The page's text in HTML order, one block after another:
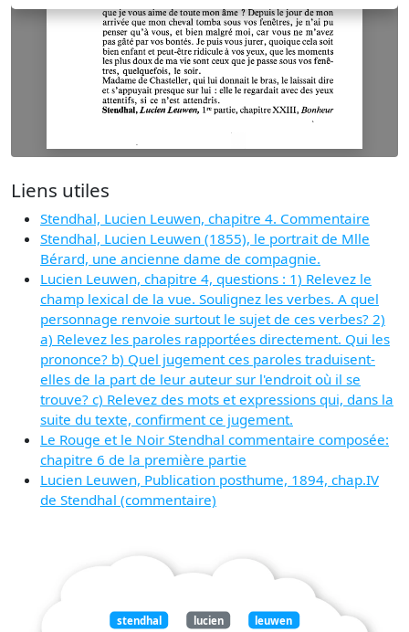
Liens utiles
Stendhal, Lucien Leuwen, chapitre 4. Commentaire
Stendhal, Lucien Leuwen (1855), le portrait de Mlle
Bérard, une ancienne dame de compagnie.
Lucien Leuwen, chapitre 4, questions : 1) Relevez le
champ lexical de la vue. Soulignez les verbes. A quel
personnage renvoie surtout le sujet de ces verbes? 2)
a) Relevez les paroles rapportées directement. Qui les
prononce? b) Quel jugement ces paroles traduisent-
elles de la part de leur auteur sur l'endroit où il se
trouve? c) Relevez des mots et expressions qui, dans la
suite du texte, confirment ce jugement.
Le Rouge et le Noir Stendhal commentaire composée:
chapitre 6 de la première partie
Lucien Leuwen, Publication posthume, 1894, chap.IV
de Stendhal (commentaire)
stendhal lucien leuwen